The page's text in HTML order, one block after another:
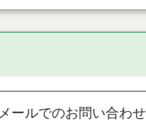
メールでのお問い合わせ